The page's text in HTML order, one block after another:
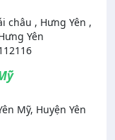
, Hưng Yên ,
Yên
Mỹ, Huyện Yên